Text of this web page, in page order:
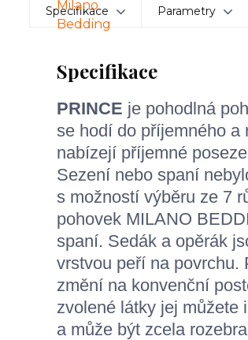
Specifikace Parametry
Specifikace
PRINCE je pohodlná
se hodí do příjemného a
nabízejí příjemné
Sezení nebo spaní
s možností výběru ze 7
pohovek MILANO
spaní. Sedák a opěrák
vrstvou peří na povrchu.
změní na konvenční
zvolené látky jej můžete
a může být zcela